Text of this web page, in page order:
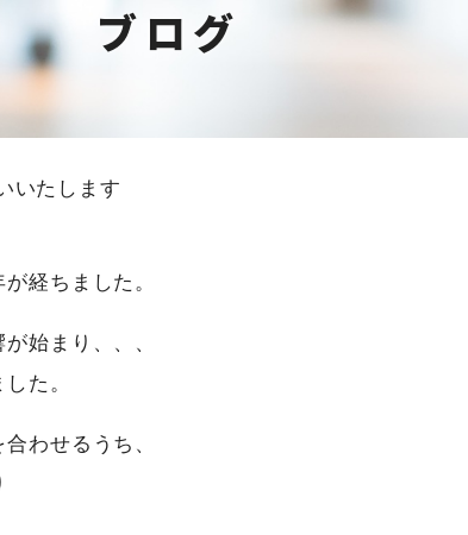
ブログ
いたします
経ちました。
始まり、、、
た。
わせるうち、